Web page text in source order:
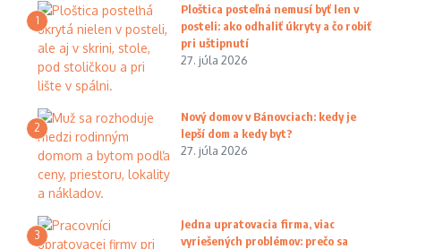
1
Ploštica posteľná nemusí byť len v
posteli: ako odhaliť úkryty a čo robiť
pri uštipnutí
27. júla 2026
2
Nový domov v Bánovciach: kedy je
lepší dom a kedy byt?
27. júla 2026
3
Jedna upratovacia firma, viac
vyriešených problémov: prečo sa